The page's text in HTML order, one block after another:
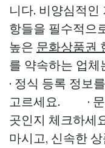
니다. 비양심적
항들을 필수적
높은 문화상품권
를 약속하는 업
· 정식 등록 정보
고르세요. · 문
곳인지 체크하세
마시고, 신속한